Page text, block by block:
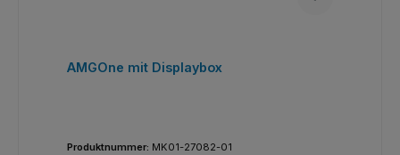
AMGOne mit Displaybox
Produktnummer: MK01-27082-01